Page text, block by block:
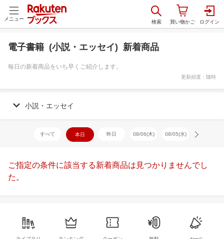
メニュー
電子書籍 (小説・エッセイ) 新着商品
毎日の新着商品をいち早くご紹介します。
更新頻度：随時
小説・エッセイ
すべて 本日 昨日 08/06(木) 08/05(水) 08/04(火)
ご指定の条件に該当する新着商品は見つかりませんでし
た。